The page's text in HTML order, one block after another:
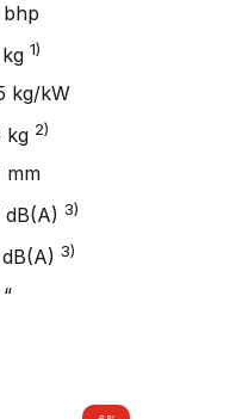
1)
kg/kW
kg 2)
mm
dB(A) 3)
dB(A) 3)